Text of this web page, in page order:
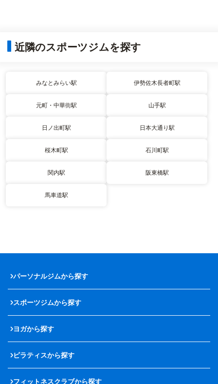
近隣のスポーツジムを探す
みなとみらい駅 伊勢佐木長者町駅
元町・中華街駅 山手駅
日ノ出町駅 日本大通り駅
桜木町駅 石川町駅
関内駅 阪東橋駅
馬車道駅
パーソナルジムから探す
スポーツジムから探す
ヨガから探す
ピラティスから探す
フィットネスクラブから探す